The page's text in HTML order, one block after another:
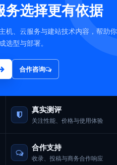
务选择更有依据
机、云服务与建站技术内容，帮助你
选型与部署。
合作咨询
真实测评
关注性能、价格与使用体验
合作支持
收录、投稿与商务合作响应